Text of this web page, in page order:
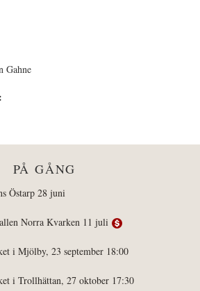
Gahne
PÅ GÅNG
Östarp 28 juni
Norra Kvarken 11 juli
i Mjölby, 23 september 18:00
i Trollhättan, 27 oktober 17:30